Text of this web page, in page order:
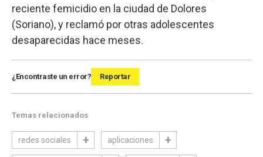
reciente femicidio en la ciudad de Dolores
(Soriano), y reclamó por otras adolescentes
desaparecidas hace meses.
¿Encontraste un error? Reportar
Temas relacionados
redes sociales aplicaciones